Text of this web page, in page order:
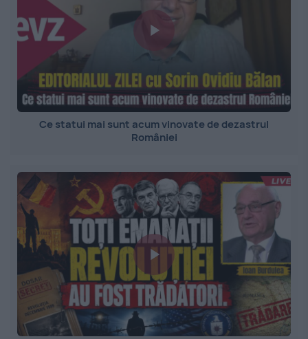
Ce statui mai sunt acum vinovate de dezastrul
României